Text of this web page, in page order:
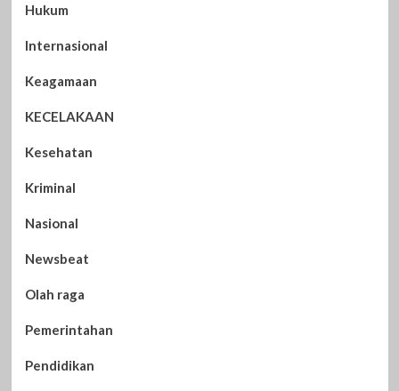
Hukum
Internasional
Keagamaan
KECELAKAAN
Kesehatan
Kriminal
Nasional
Newsbeat
Olah raga
Pemerintahan
Pendidikan